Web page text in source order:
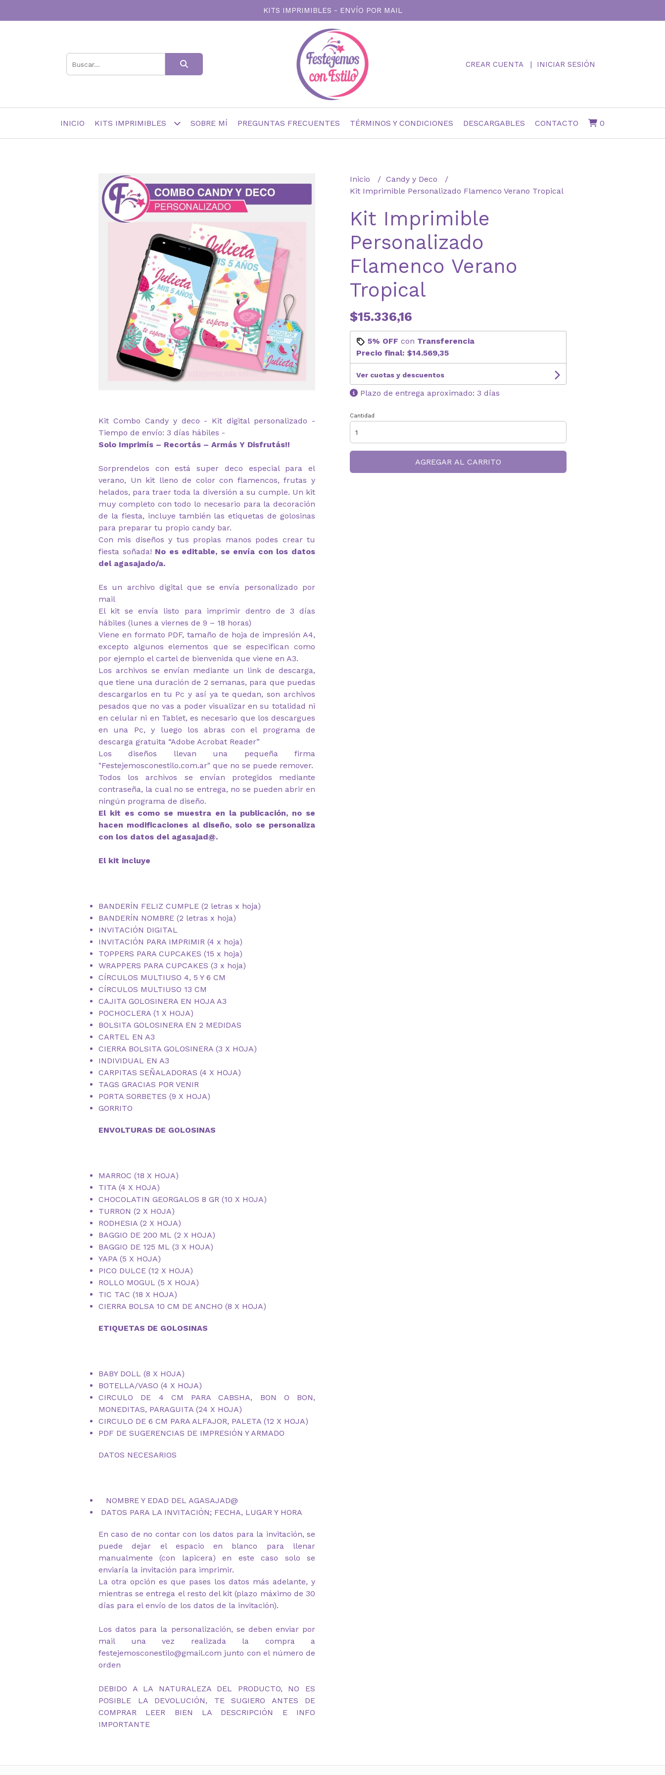
KITS IMPRIMIBLES - ENVÍO POR MAIL
CREAR CUENTA INICIAR SESIÓN
INICIO KITS IMPRIMIBLES SOBRE MÍ PREGUNTAS FRECUENTES TÉRMINOS Y CONDICIONES DESCARGABLES CONTACTO 0
Kit Combo Candy y deco - Kit digital personalizado -
Tiempo de envío: 3 días hábiles -
Solo Imprimís – Recortás – Armás Y Disfrutás!!
Sorprendelos con está super deco especial para el
verano, Un kit lleno de color con flamencos, frutas y
helados, para traer toda la diversión a su cumple. Un kit
muy completo con todo lo necesario para la decoración
de la fiesta, incluye también las etiquetas de golosinas
para preparar tu propio candy bar.
Con mis diseños y tus propias manos podes crear tu
fiesta soñada! No es editable, se envía con los datos
del agasajado/a.
Es un archivo digital que se envía personalizado por
mail
El kit se envía listo para imprimir dentro de 3 días
hábiles (lunes a viernes de 9 – 18 horas)
Viene en formato PDF, tamaño de hoja de impresión A4,
excepto algunos elementos que se especifican como
por ejemplo el cartel de bienvenida que viene en A3.
Los archivos se envían mediante un link de descarga,
que tiene una duración de 2 semanas, para que puedas
descargarlos en tu Pc y así ya te quedan, son archivos
pesados que no vas a poder visualizar en su totalidad ni
en celular ni en Tablet, es necesario que los descargues
en una Pc, y luego los abras con el programa de
descarga gratuita “Adobe Acrobat Reader”
Los diseños llevan una pequeña firma
"Festejemosconestilo.com.ar" que no se puede remover.
Todos los archivos se envían protegidos mediante
contraseña, la cual no se entrega, no se pueden abrir en
ningún programa de diseño.
El kit es como se muestra en la publicación, no se
hacen modificaciones al diseño, solo se personaliza
con los datos del agasajad@.
El kit incluye
BANDERÍN FELIZ CUMPLE (2 letras x hoja)
BANDERÍN NOMBRE (2 letras x hoja)
INVITACIÓN DIGITAL
INVITACIÓN PARA IMPRIMIR (4 x hoja)
TOPPERS PARA CUPCAKES (15 x hoja)
WRAPPERS PARA CUPCAKES (3 x hoja)
CÍRCULOS MULTIUSO 4, 5 Y 6 CM
CÍRCULOS MULTIUSO 13 CM
CAJITA GOLOSINERA EN HOJA A3
POCHOCLERA (1 X HOJA)
BOLSITA GOLOSINERA EN 2 MEDIDAS
CARTEL EN A3
CIERRA BOLSITA GOLOSINERA (3 X HOJA)
INDIVIDUAL EN A3
CARPITAS SEÑALADORAS (4 X HOJA)
TAGS GRACIAS POR VENIR
PORTA SORBETES (9 X HOJA)
GORRITO
ENVOLTURAS DE GOLOSINAS
MARROC (18 X HOJA)
TITA (4 X HOJA)
CHOCOLATIN GEORGALOS 8 GR (10 X HOJA)
TURRON (2 X HOJA)
RODHESIA (2 X HOJA)
BAGGIO DE 200 ML (2 X HOJA)
BAGGIO DE 125 ML (3 X HOJA)
YAPA (5 X HOJA)
PICO DULCE (12 X HOJA)
ROLLO MOGUL (5 X HOJA)
TIC TAC (18 X HOJA)
CIERRA BOLSA 10 CM DE ANCHO (8 X HOJA)
ETIQUETAS DE GOLOSINAS
BABY DOLL (8 X HOJA)
BOTELLA/VASO (4 X HOJA)
CIRCULO DE 4 CM PARA CABSHA, BON O BON,
MONEDITAS, PARAGUITA (24 X HOJA)
CIRCULO DE 6 CM PARA ALFAJOR, PALETA (12 X HOJA)
PDF DE SUGERENCIAS DE IMPRESIÓN Y ARMADO
DATOS NECESARIOS
NOMBRE Y EDAD DEL AGASAJAD@
DATOS PARA LA INVITACIÓN; FECHA, LUGAR Y HORA
En caso de no contar con los datos para la invitación, se
puede dejar el espacio en blanco para llenar
manualmente (con lapicera) en este caso solo se
enviaría la invitación para imprimir.
La otra opción es que pases los datos más adelante, y
mientras se entrega el resto del kit (plazo máximo de 30
días para el envío de los datos de la invitación).
Los datos para la personalización, se deben enviar por
mail una vez realizada la compra a
festejemosconestilo@gmail.com junto con el número de
orden
DEBIDO A LA NATURALEZA DEL PRODUCTO, NO ES
POSIBLE LA DEVOLUCIÓN, TE SUGIERO ANTES DE
COMPRAR LEER BIEN LA DESCRIPCIÓN E INFO
IMPORTANTE
Inicio
Candy y Deco
Kit Imprimible Personalizado Flamenco Verano Tropical
Kit Imprimible
Personalizado
Flamenco Verano
Tropical
$15.336,16
5% OFF con Transferencia
Precio final: $14.569,35
Ver cuotas y descuentos
Plazo de entrega aproximado: 3 días
Cantidad
AGREGAR AL CARRITO